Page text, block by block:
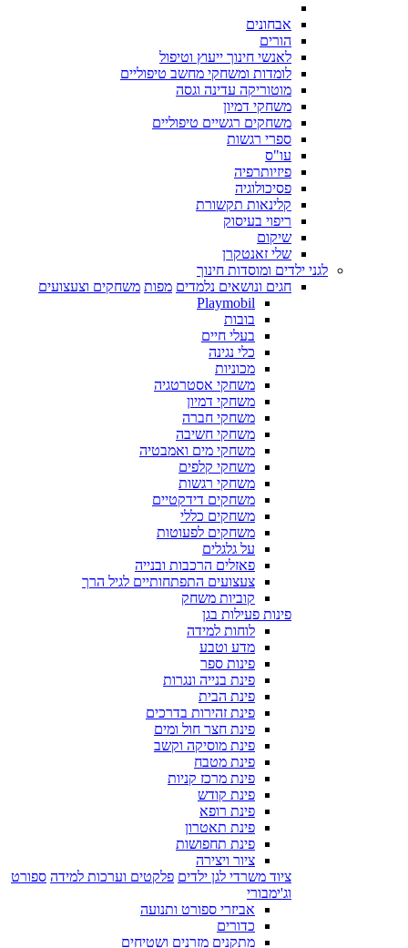
אבחונים
הורים
לאנשי חינוך ייעוץ וטיפול
לומדות ומשחקי מחשב טיפוליים
מוטוריקה עדינה וגסה
משחקי דמיון
משחקים רגשיים טיפוליים
ספרי רגשות
עו"ס
פיזיותרפיה
פסיכולוגיה
קלינאות תקשורת
ריפוי בעיסוק
שיקום
שלי זאנטקרן
לגני ילדים ומוסדות חינוך
חגים ונושאים נלמדים מפות משחקים וצעצועים
Playmobil
בובות
בעלי חיים
כלי נגינה
מכוניות
משחקי אסטרטגיה
משחקי דמיון
משחקי חברה
משחקי חשיבה
משחקי מים ואמבטיה
משחקי קלפים
משחקי רגשות
משחקים דידקטיים
משחקים כללי
משחקים לפעוטות
על גלגלים
פאזלים הרכבות ובנייה
צעצועים התפתחותיים לגיל הרך
קוביות משחק
פינות פעילות בגן
לוחות למידה
מדע וטבע
פינות ספר
פינת בנייה ונגרות
פינת הבית
פינת זהירות בדרכים
פינת חצר חול ומים
פינת מוסיקה וקשב
פינת מטבח
פינת מרכז קניות
פינת קודש
פינת רופא
פינת תאטרון
פינת תחפושות
ציור ויצירה
ציוד משרדי לגן ילדים פלקטים וערכות למידה ספורט
וג'ימבורי
אביזרי ספורט ותנועה
כדורים
מתקנים מזרנים ושטיחים